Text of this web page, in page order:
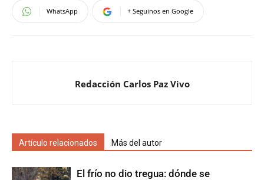
WhatsApp + Seguinos en Google
Redacción Carlos Paz Vivo
Artículo relacionados Más del autor
El frío no dio tregua: dónde se